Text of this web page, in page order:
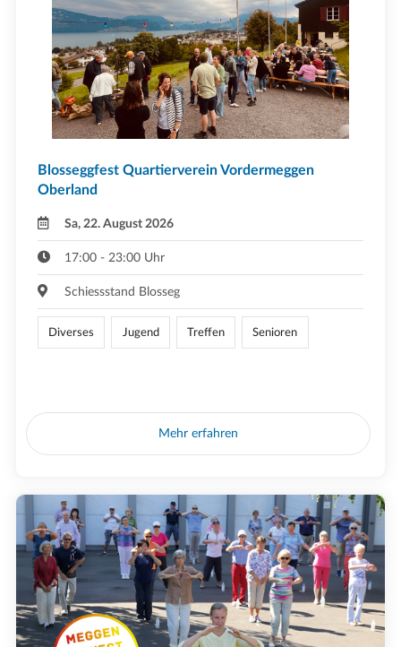
Blosseggfest Quartierverein Vordermeggen
Oberland
Sa, 22. August 2026
17:00 - 23:00 Uhr
Schiessstand Blosseg
Diverses Jugend Treffen Senioren
Mehr erfahren